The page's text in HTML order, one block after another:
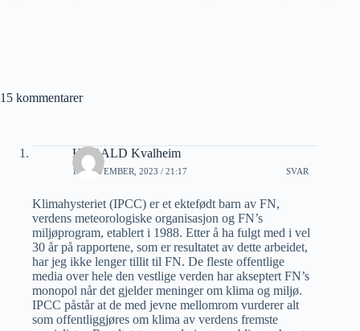
15 kommentarer
HARALD Kvalheim
19 NOVEMBER, 2023 / 21:17 SVAR
Klimahysteriet (IPCC) er et ektefødt barn av FN,
verdens meteorologiske organisasjon og FN’s
miljøprogram, etablert i 1988. Etter å ha fulgt med i vel
30 år på rapportene, som er resultatet av dette arbeidet,
har jeg ikke lenger tillit til FN. De fleste offentlige
media over hele den vestlige verden har akseptert FN’s
monopol når det gjelder meninger om klima og miljø.
IPCC påstår at de med jevne mellomrom vurderer alt
som offentliggjøres om klima av verdens fremste